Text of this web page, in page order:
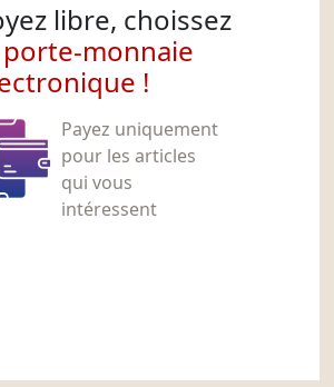
libre, choissez
porte-monnaie
!
Payez uniquement
pour les articles
qui vous
intéressent